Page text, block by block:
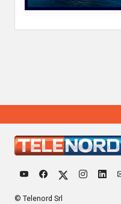
© Telenord Srl